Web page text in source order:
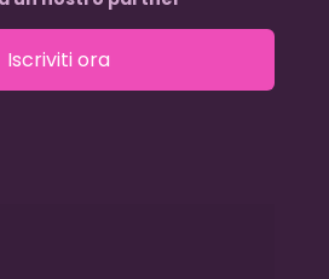
Iscriviti ora